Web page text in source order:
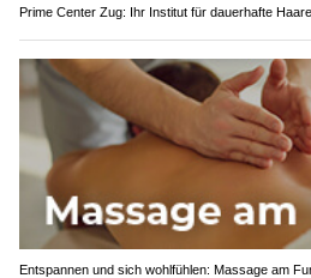
Prime Center Zug: Ihr Institut für dauerhafte
Entspannen und sich wohlfühlen: Massage am